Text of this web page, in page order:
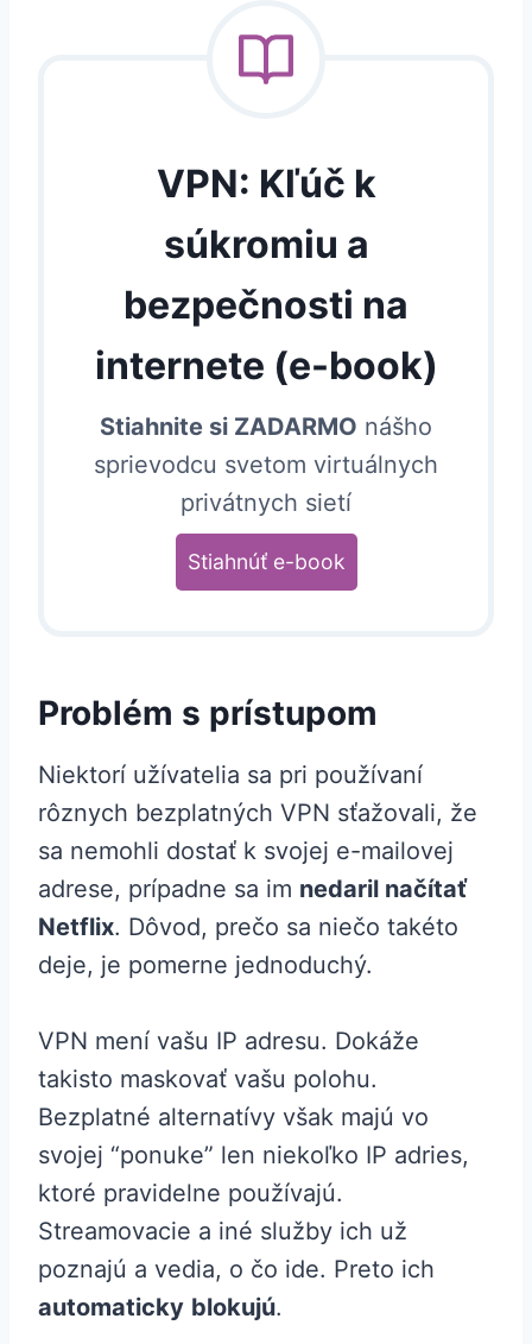
VPN: Kľúč k
súkromiu a
bezpečnosti na
internete (e-book)
Stiahnite si ZADARMO nášho
sprievodcu svetom virtuálnych
privátnych sietí
Stiahnúť e-book
Problém s prístupom
Niektorí užívatelia sa pri používaní
rôznych bezplatných VPN sťažovali, že
sa nemohli dostať k svojej e-mailovej
adrese, prípadne sa im nedaril načítať
Netflix. Dôvod, prečo sa niečo takéto
deje, je pomerne jednoduchý.
VPN mení vašu IP adresu. Dokáže
takisto maskovať vašu polohu.
Bezplatné alternatívy však majú vo
svojej “ponuke” len niekoľko IP adries,
ktoré pravidelne používajú.
Streamovacie a iné služby ich už
poznajú a vedia, o čo ide. Preto ich
automaticky blokujú.